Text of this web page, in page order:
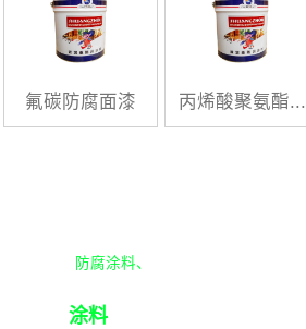
氟碳防腐面漆 丙烯酸聚氨酯...
防腐涂料、
涂料生产